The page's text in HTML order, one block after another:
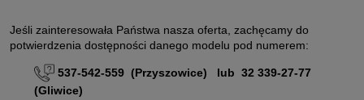
Jeśli zainteresowała Państwa nasza oferta, zachęcamy do
potwierdzenia dostępności danego modelu pod numerem:
537-542-559 (Przyszowice) lub 32 339-27-77
(Gliwice)